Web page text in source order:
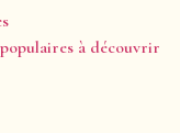
à découvrir